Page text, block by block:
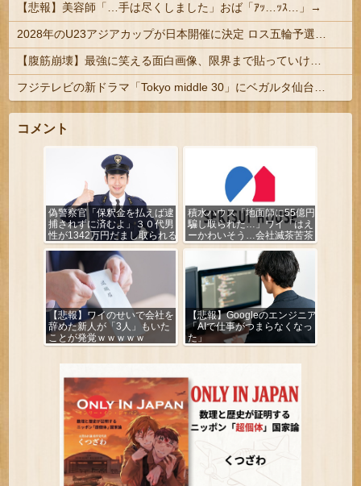
【悲報】美容師「…手は尽くしました」おば「ｱｯ…ｯｽ…」→
コメント
偽警察官「保釈金を払えば逮
捕されずに済むよ」３０代男
性が1342万円だまし取られる
積水ハウス「地面師に55億円
騙し取られた…」ワイ「はえ
ーかわいそう…会社滅茶苦茶
やろなぁ」
【悲報】ワイのせいで会社を
辞めた新人が「3人」もいた
ことが発覚ｗｗｗｗｗ
【悲報】Googleのエンジニア
「AIで仕事がつまらなくなっ
た」